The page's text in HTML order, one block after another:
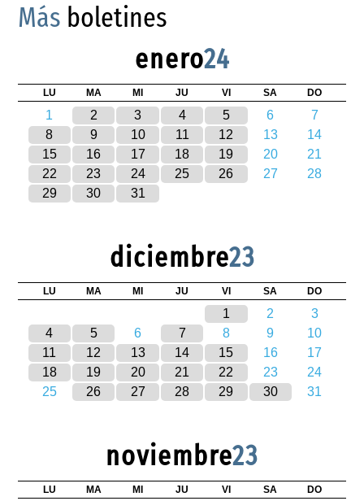
Más boletines
enero24
LU MA MI JU VI SA DO
1 2 3 4 5 6
7
8
9 10 11 12 13
14
15
16 17 18 19 20
21
22
23 24 25 26 27
28
29
30 31
diciembre23
LU MA MI JU VI SA DO
1 2
3
4
5 6 7 8 9
10
11
12 13 14 15 16
17
18
19 20 21 22 23
24
25
26 27 28 29 30 31
noviembre23
LU MA MI JU VI SA DO